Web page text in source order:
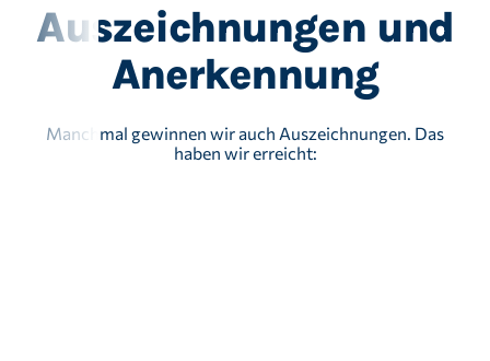
Auszeichnungen und
Anerkennung
Manchmal gewinnen wir auch Auszeichnungen. Das
haben wir erreicht: